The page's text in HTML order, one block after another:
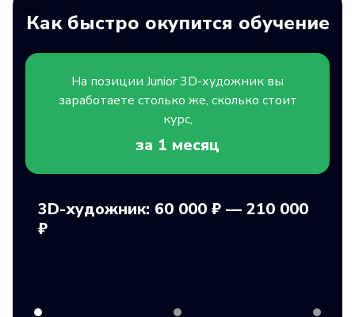
Как быстро окупится обучение
На позиции Junior3D-художник вы
заработаете столько же, сколько стоит
курс,
за 1 месяц
3D-художник: 60 000 ₽ — 210 000
₽